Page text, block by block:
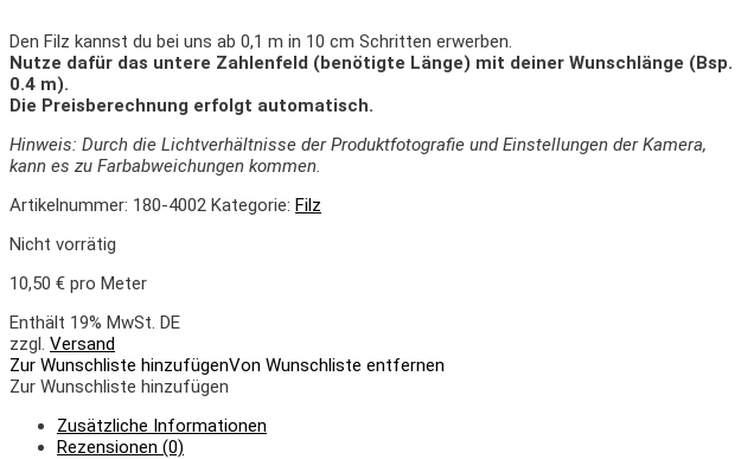
Den Filz kannst du bei uns ab 0,1 m in 10 cm Schritten erwerben.
Nutze dafür das untere Zahlenfeld (benötigte Länge) mit deiner Wunschlänge (Bsp.
0.4 m).
Die Preisberechnung erfolgt automatisch.
Hinweis: Durch die Lichtverhältnisse der Produktfotografie und Einstellungen der Kamera,
kann es zu Farbabweichungen kommen.
Artikelnummer: 180-4002 Kategorie: Filz
Nicht vorrätig
10,50 € pro Meter
Enthält 19% MwSt. DE
zzgl. Versand
Zur Wunschliste hinzufügenVon Wunschliste entfernen
Zur Wunschliste hinzufügen
Zusätzliche Informationen
Rezensionen (0)